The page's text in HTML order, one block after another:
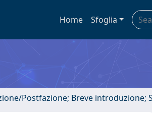
Home Sfoglia
Postfazione; Breve introduzione;